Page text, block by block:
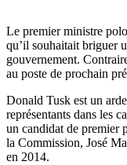
Le premier ministre
qu’il souhaitait briguer
gouvernement.
au poste de prochain
Donald Tusk est un
représentants dans les
un candidat de premier
la Commission, José
en 2014.